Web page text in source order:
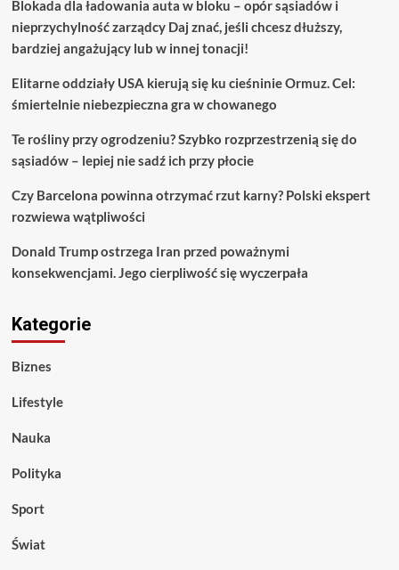
Blokada dla ładowania auta w bloku – opór sąsiadów i
nieprzychylność zarządcy Daj znać, jeśli chcesz dłuższy,
bardziej angażujący lub w innej tonacji!
Elitarne oddziały USA kierują się ku cieśninie Ormuz. Cel:
śmiertelnie niebezpieczna gra w chowanego
Te rośliny przy ogrodzeniu? Szybko rozprzestrzenią się do
sąsiadów – lepiej nie sadź ich przy płocie
Czy Barcelona powinna otrzymać rzut karny? Polski ekspert
rozwiewa wątpliwości
Donald Trump ostrzega Iran przed poważnymi
konsekwencjami. Jego cierpliwość się wyczerpała
Kategorie
Biznes
Lifestyle
Nauka
Polityka
Sport
Świat